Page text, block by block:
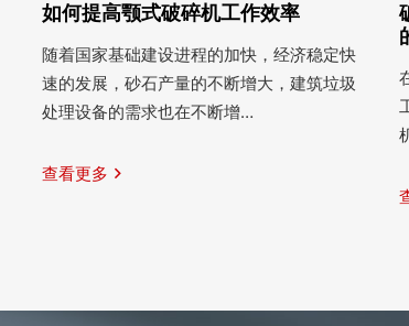
如何提高颚式破碎机工作效率
随着国家基础建设进程的加快，经济稳定快
速的发展，砂石产量的不断增大，建筑垃圾
处理设备的需求也在不断增…
查看更多